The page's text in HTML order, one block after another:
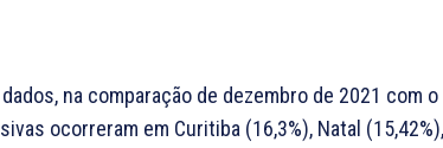
na comparação de dezembro de 2021 com
ocorreram em Curitiba (16,3%), Natal